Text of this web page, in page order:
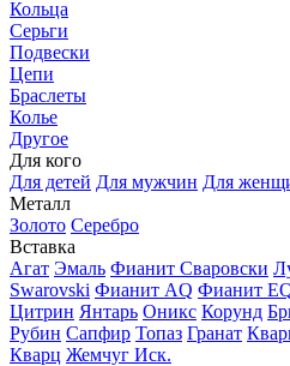
Кольца
Серьги
Подвески
Цепи
Браслеты
Колье
Другое
Для кого
Для детей Для мужчин Для
Металл
Золото Серебро
Вставка
Агат Эмаль Фианит Сваровски
Swarovski Фианит AQ Фианит
Цитрин Янтарь Оникс Корунд
Рубин Сапфир Топаз Гранат
Кварц Жемчуг Иск.